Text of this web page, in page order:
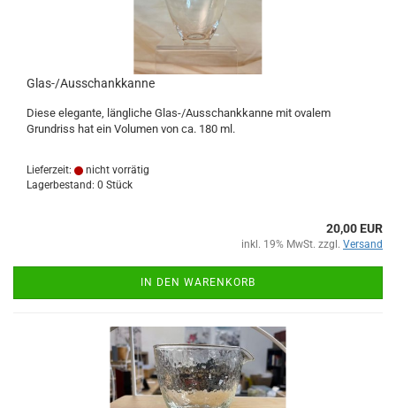
Glas-/Ausschankkanne
Diese elegante, längliche Glas-/Ausschankkanne mit ovalem
Grundriss hat ein Volumen von ca. 180 ml.
Lieferzeit:
nicht vorrätig
Lagerbestand: 0 Stück
20,00 EUR
inkl. 19% MwSt. zzgl. Versand
IN DEN WARENKORB